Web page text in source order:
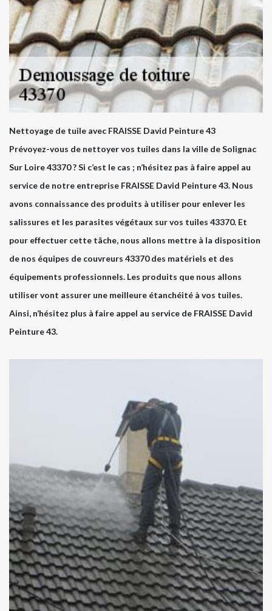
Nettoyage de tuile avec FRAISSE David Peinture 43
Prévoyez-vous de nettoyer vos tuiles dans la ville de Solignac
Sur Loire 43370 ? Si c’est le cas ; n’hésitez pas à faire appel au
service de notre entreprise FRAISSE David Peinture 43. Nous
avons connaissance des produits à utiliser pour enlever les
salissures et les parasites végétaux sur vos tuiles 43370. Et
pour effectuer cette tâche, nous allons mettre à la disposition
de nos équipes de couvreurs 43370 des matériels et des
équipements professionnels. Les produits que nous allons
utiliser vont assurer une meilleure étanchéité à vos tuiles.
Ainsi, n’hésitez plus à faire appel au service de FRAISSE David
Peinture 43.